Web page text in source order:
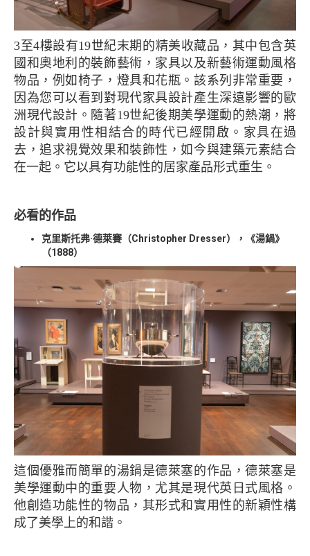
3至4樓設有19世紀末期的精美收藏品，其中包含英
國和奧地利的裝飾藝術，家具以及新藝術運動風格
物品，例如椅子，燈具和花瓶。該系列非常重要，
因為您可以看到對現代家具設計產生深遠影響的歐
洲現代設計。隨著19世紀後期美學運動的熱潮，將
設計與實用性相結合的時代已經開啟。家具在過
去，追求視覺效果和裝飾性，如今與建築元素結合
在一起。它以具有功能性的居家產品形式重生。
必看的作品
克里斯托弗·德萊賽（Christopher Dresser），《湯鍋》
（1888）
這個優雅而簡單的湯鍋是德萊塞的作品，德萊塞是
美學運動中的重要人物，尤其是現代英日式風格。
他創造功能性的物品，其形式和實用性的新穎性構
成了美學上的和諧。